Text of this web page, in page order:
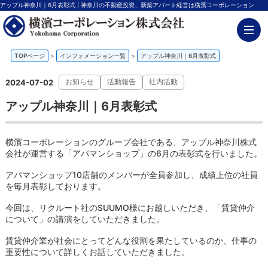
アップル神奈川｜6月表彰式 | 神奈川の不動産投資、新築アパート経営は横濱コーポレーション
TOPページ > インフォメーション一覧 > アップル神奈川｜6月表彰式
2024-07-02 お知らせ 活動報告 社内活動
アップル神奈川｜6月表彰式
横濱コーポレーションのグループ会社である、アップル神奈川株式
会社が運営する「アパマンショップ」の6月の表彰式を行いました。
アパマンショップ10店舗のメンバーが全員参加し、成績上位の社員
を毎月表彰しております。
今回は、リクルート社のSUUMO様にお越しいただき、「賃貸仲介
について」の講演をしていただきました。
賃貸仲介業が社会にとってどんな役割を果たしているのか、仕事の
重要性について詳しくお話していただきました。